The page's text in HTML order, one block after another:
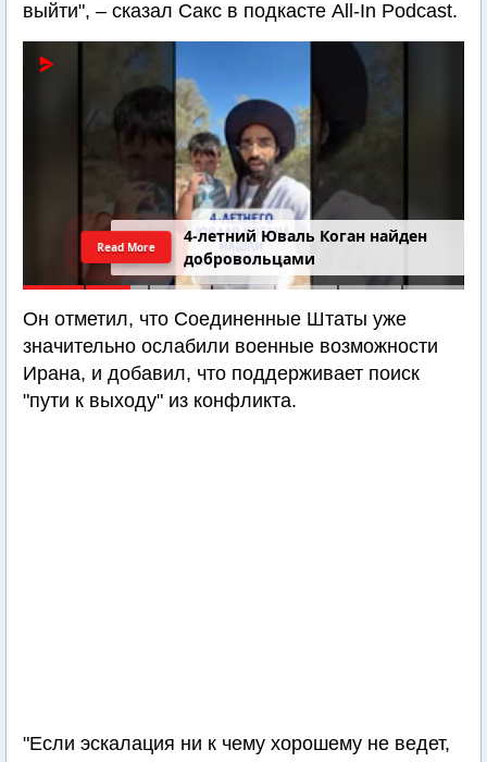
выйти", – сказал Сакс в подкасте All-In Podcast.
4-летний Юваль Коган найден
добровольцами
Read More
Он отметил, что Соединенные Штаты уже
значительно ослабили военные возможности
Ирана, и добавил, что поддерживает поиск
"пути к выходу" из конфликта.
"Если эскалация ни к чему хорошему не ведет,